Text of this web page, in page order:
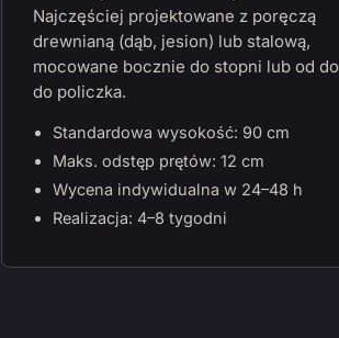
Najczęściej projektowane z poręczą
drewnianą (dąb, jesion) lub stalową,
mocowane bocznie do stopni lub od
do policzka.
Standardowa wysokość: 90 cm
Maks. odstęp prętów: 12 cm
Wycena indywidualna w 24–48 h
Realizacja: 4–8 tygodni